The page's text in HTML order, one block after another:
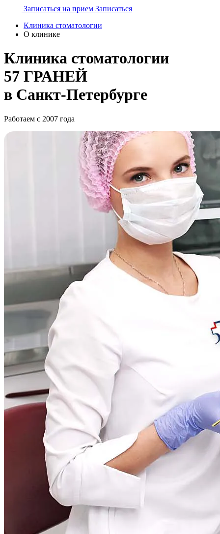
Записаться на прием Записаться
Клиника стоматологии
О клинике
Клиника стоматологии
57 ГРАНЕЙ
в Санкт-Петербурге
Работаем с 2007 года